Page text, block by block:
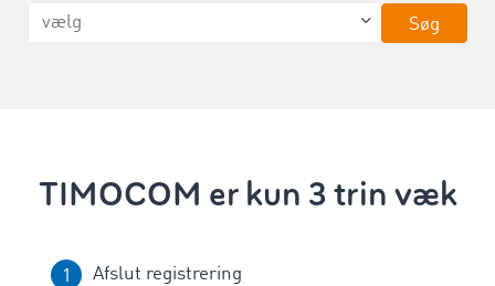
Søg
TIMOCOM er kun 3 trin væk
Afslut registrering